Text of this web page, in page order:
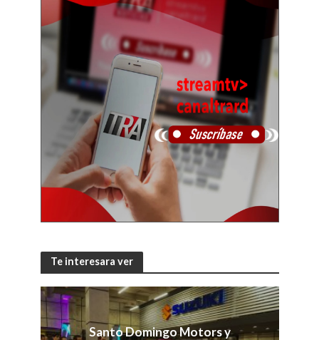
Te interesara ver
Santo Domingo Motors y